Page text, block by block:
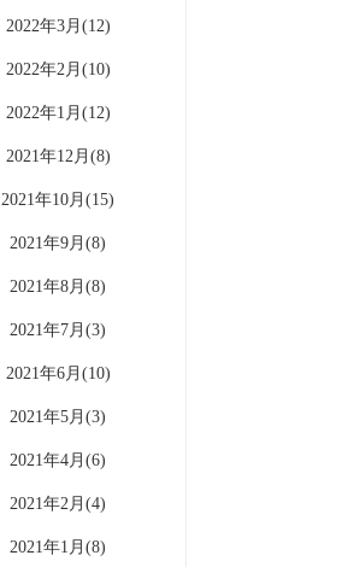
2022年3月(12)
2022年2月(10)
2022年1月(12)
2021年12月(8)
2021年10月(15)
2021年9月(8)
2021年8月(8)
2021年7月(3)
2021年6月(10)
2021年5月(3)
2021年4月(6)
2021年2月(4)
2021年1月(8)